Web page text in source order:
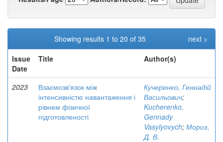
Showing results 1 to 20 of 35
next >
Issue
Date
Title Author(s)
2023
Взаємозв'язок між
інтенсивністю навантаження і
рівнем фізичної
підготовленості
Кучеренко, Геннадій
Васильович;
Kucherenko,
Gennady
Vasylyovych; Мороз,
Д. В.